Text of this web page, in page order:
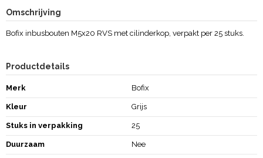
Omschrijving
Bofix inbusbouten M5x20 RVS met cilinderkop, verpakt per 25 stuks.
Productdetails
Merk Bofix
Kleur Grijs
Stuks in verpakking 25
Duurzaam Nee